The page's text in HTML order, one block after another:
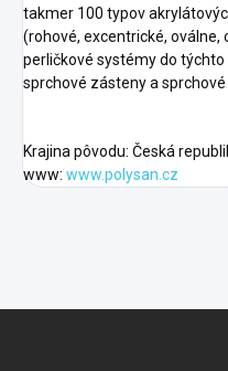
takmer 100 typov
(rohové, excentrické, oválne,
perličkové systémy do týchto
sprchové zásteny a
Krajina pôvodu: Česká
www: www.polysan.cz